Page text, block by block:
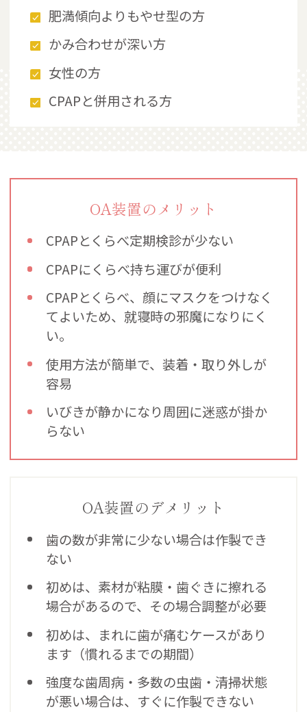
肥満傾向よりもやせ型の方
かみ合わせが深い方
女性の方
CPAPと併用される方
OA装置のメリット
CPAPとくらべ定期検診が少ない
CPAPにくらべ持ち運びが便利
CPAPとくらべ、顔にマスクをつけなく
てよいため、就寝時の邪魔になりにく
い。
使用方法が簡単で、装着・取り外しが
容易
いびきが静かになり周囲に迷惑が掛か
らない
OA装置のデメリット
歯の数が非常に少ない場合は作製でき
ない
初めは、素材が粘膜・歯ぐきに擦れる
場合があるので、その場合調整が必要
初めは、まれに歯が痛むケースがあり
ます（慣れるまでの期間）
強度な歯周病・多数の虫歯・清掃状態
が悪い場合は、すぐに作製できない